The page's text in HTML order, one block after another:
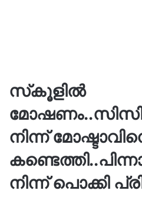
സ്‌കൂളില്‍
നിന്ന്
നിന്ന് പൊക്കി